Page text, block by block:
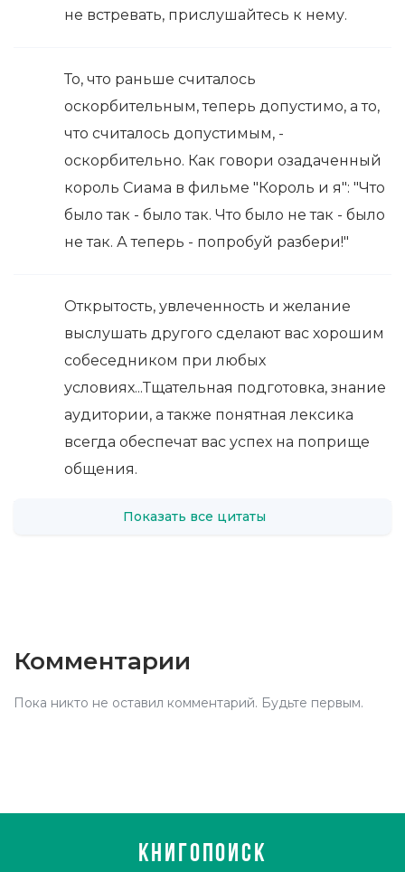
не встревать, прислушайтесь к нему.
То, что раньше считалось
оскорбительным, теперь допустимо, а то,
что считалось допустимым, -
оскорбительно. Как говори озадаченный
король Сиама в фильме "Король и я": "Что
было так - было так. Что было не так - было
не так. А теперь - попробуй разбери!"
Открытость, увлеченность и желание
выслушать другого сделают вас хорошим
собеседником при любых
условиях...Тщательная подготовка, знание
аудитории, а также понятная лексика
всегда обеспечат вас успех на поприще
общения.
Показать все цитаты
Комментарии
Пока никто не оставил комментарий. Будьте первым.
КНИГОПОИСК